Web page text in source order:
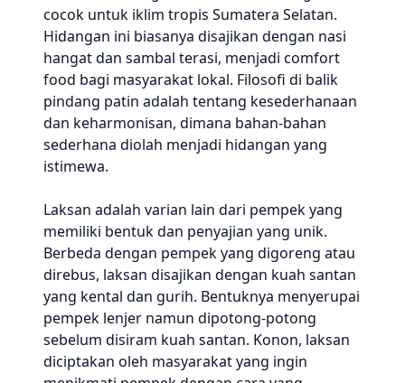
cocok untuk iklim tropis Sumatera Selatan.
Hidangan ini biasanya disajikan dengan nasi
hangat dan sambal terasi, menjadi comfort
food bagi masyarakat lokal. Filosofi di balik
pindang patin adalah tentang kesederhanaan
dan keharmonisan, dimana bahan-bahan
sederhana diolah menjadi hidangan yang
istimewa.
Laksan adalah varian lain dari pempek yang
memiliki bentuk dan penyajian yang unik.
Berbeda dengan pempek yang digoreng atau
direbus, laksan disajikan dengan kuah santan
yang kental dan gurih. Bentuknya menyerupai
pempek lenjer namun dipotong-potong
sebelum disiram kuah santan. Konon, laksan
diciptakan oleh masyarakat yang ingin